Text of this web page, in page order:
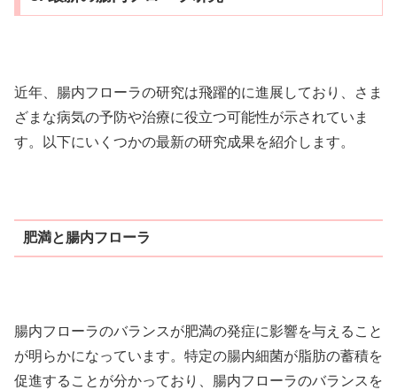
近年、腸内フローラの研究は飛躍的に進展しており、さま
ざまな病気の予防や治療に役立つ可能性が示されていま
す。以下にいくつかの最新の研究成果を紹介します。
肥満と腸内フローラ
腸内フローラのバランスが肥満の発症に影響を与えること
が明らかになっています。特定の腸内細菌が脂肪の蓄積を
促進することが分かっており、腸内フローラのバランスを